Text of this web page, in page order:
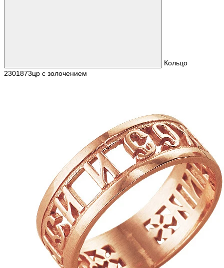
Кольцо
2301873цр с золочением